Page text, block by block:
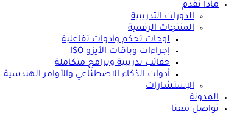
ماذا نقدم
الدورات التدريبية
المنتجات الرقمية
لوحات تحكم وأدوات تفاعلية
إجراءات وباقات الأيزو ISO
حقائب تدريبية وبرامج متكاملة
أدوات الذكاء الاصطناعي والأوامر الهندسية
الإستشارات
المدونة
تواصل معنا